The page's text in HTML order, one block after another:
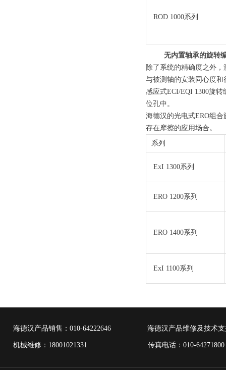
ROD 1000系列
无内置轴承的旋转
除了系统的精确度之外
与被测轴的安装同心度和
感应式ECI/EQI 1300旋
位孔中。
海德汉的光电式ERO组
存在摩擦的应用场合。
系列
ExI 1300系列
ERO 1200系列
ERO 1400系列
ExI 1100系列
海德汉产品销售： 010-64222646 海德汉产品维修及技术
机械维修：18001021331 传真电话：